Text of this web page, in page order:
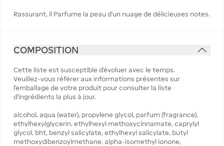
Rassurant, il Parfume la peau d’un nuage de délicieuses notes.
COMPOSITION
Cette liste est susceptible d'évoluer avec le temps.
Veuillez-vous référer aux informations présentes sur
l'emballage de votre produit pour consulter la liste
d'ingrédients la plus à jour.
alcohol, aqua (water), propylene glycol, parfum (fragrance),
ethylhexylglycerin, ethylhexyl methoxycinnamate, caprylyl
glycol, bht, benzyl salicylate, ethylhexyl salicylate, butyl
methoxydibenzoylmethane, alpha-isomethyl ionone,